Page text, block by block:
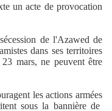
un acte de provocation
de l'Azawed de
dans ses territoires
mars, ne peuvent être
les actions armées
sous la bannière de